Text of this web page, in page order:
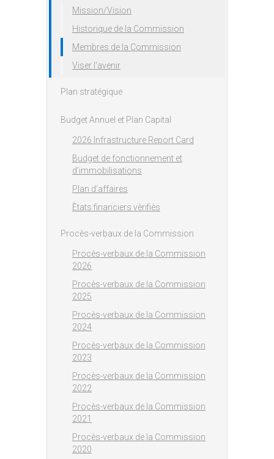
Mission/Vision
Historique de la Commission
Membres de la Commission
Viser l'avenir
Plan stratégique
Budget Annuel et Plan Capital
2026 Infrastructure Report Card
Budget de fonctionnement et
d’immobilisations
Plan d’affaires
Ètats financiers vèrifiès
Procès-verbaux de la Commission
Procès-verbaux de la Commission
2026
Procès-verbaux de la Commission
2025
Procès-verbaux de la Commission
2024
Procès-verbaux de la Commission
2023
Procès-verbaux de la Commission
2022
Procès-verbaux de la Commission
2021
Procès-verbaux de la Commission
2020